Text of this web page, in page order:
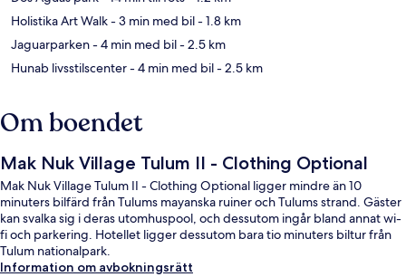
Holistika Art Walk- 3 min med bil- 1.8 km
Jaguarparken- 4 min med bil- 2.5 km
Hunab livsstilscenter- 4 min med bil- 2.5 km
Om boendet
Mak Nuk Village Tulum II - Clothing Optional
Mak Nuk Village Tulum II - Clothing Optional ligger mindre än 10
minuters bilfärd från Tulums mayanska ruiner och Tulums strand. Gäster
kan svalka sig i deras utomhuspool, och dessutom ingår bland annat wi-
fi och parkering. Hotellet ligger dessutom bara tio minuters biltur från
Tulum nationalpark.
Information om avbokningsrätt